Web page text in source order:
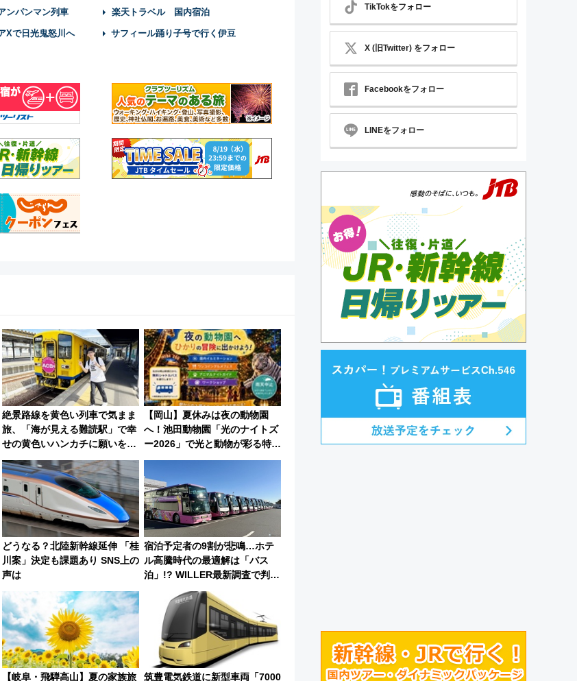
ンパンマン列車 楽天トラベル 国内宿泊
Xで日光鬼怒川へ サフィール踊り子号で行く伊豆
絶景路線を黄色い列車で気まま
旅、「海が見える難読駅」で幸
せの黄色いハンカチに願いを
「新・鉄道ひとり旅」279回目
の舞台は「島原鉄道」
【岡山】夏休みは夜の動物園
へ！池田動物園「光のナイトズ
ー2026」で光と動物が彩る特別
な夜
どうなる？北陸新幹線延伸 「桂
川案」決定も課題あり SNS上の
声は
宿泊予定者の9割が悲鳴…ホテ
ル高騰時代の最適解は「バス
泊」!? WILLER最新調査で判明
した、推し活遠征や観光時のリ
アルな懐事情
【岐阜・飛騨高山】夏の家族旅 筑豊電気鉄道に新型車両「7000
TikTokをフォロー
X (旧Twitter) をフォロー
Facebookをフォロー
LINEをフォロー